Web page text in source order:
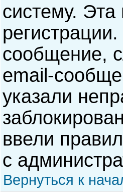
систему.
сообщение,
email-
указали
ввели
с
Вернуться к